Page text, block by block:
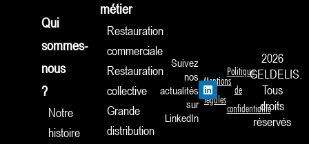
Qui
sommes-
nous
?
Notre
histoire
métier
Restauration
commerciale
Restauration
collective
Grande
distribution
2026
GELDELIS.
Tous
droits
réservés
Mentions
légales
Politique
de
confidentialité
Suivez
nos
actualités
sur
LinkedIn
L
i
n